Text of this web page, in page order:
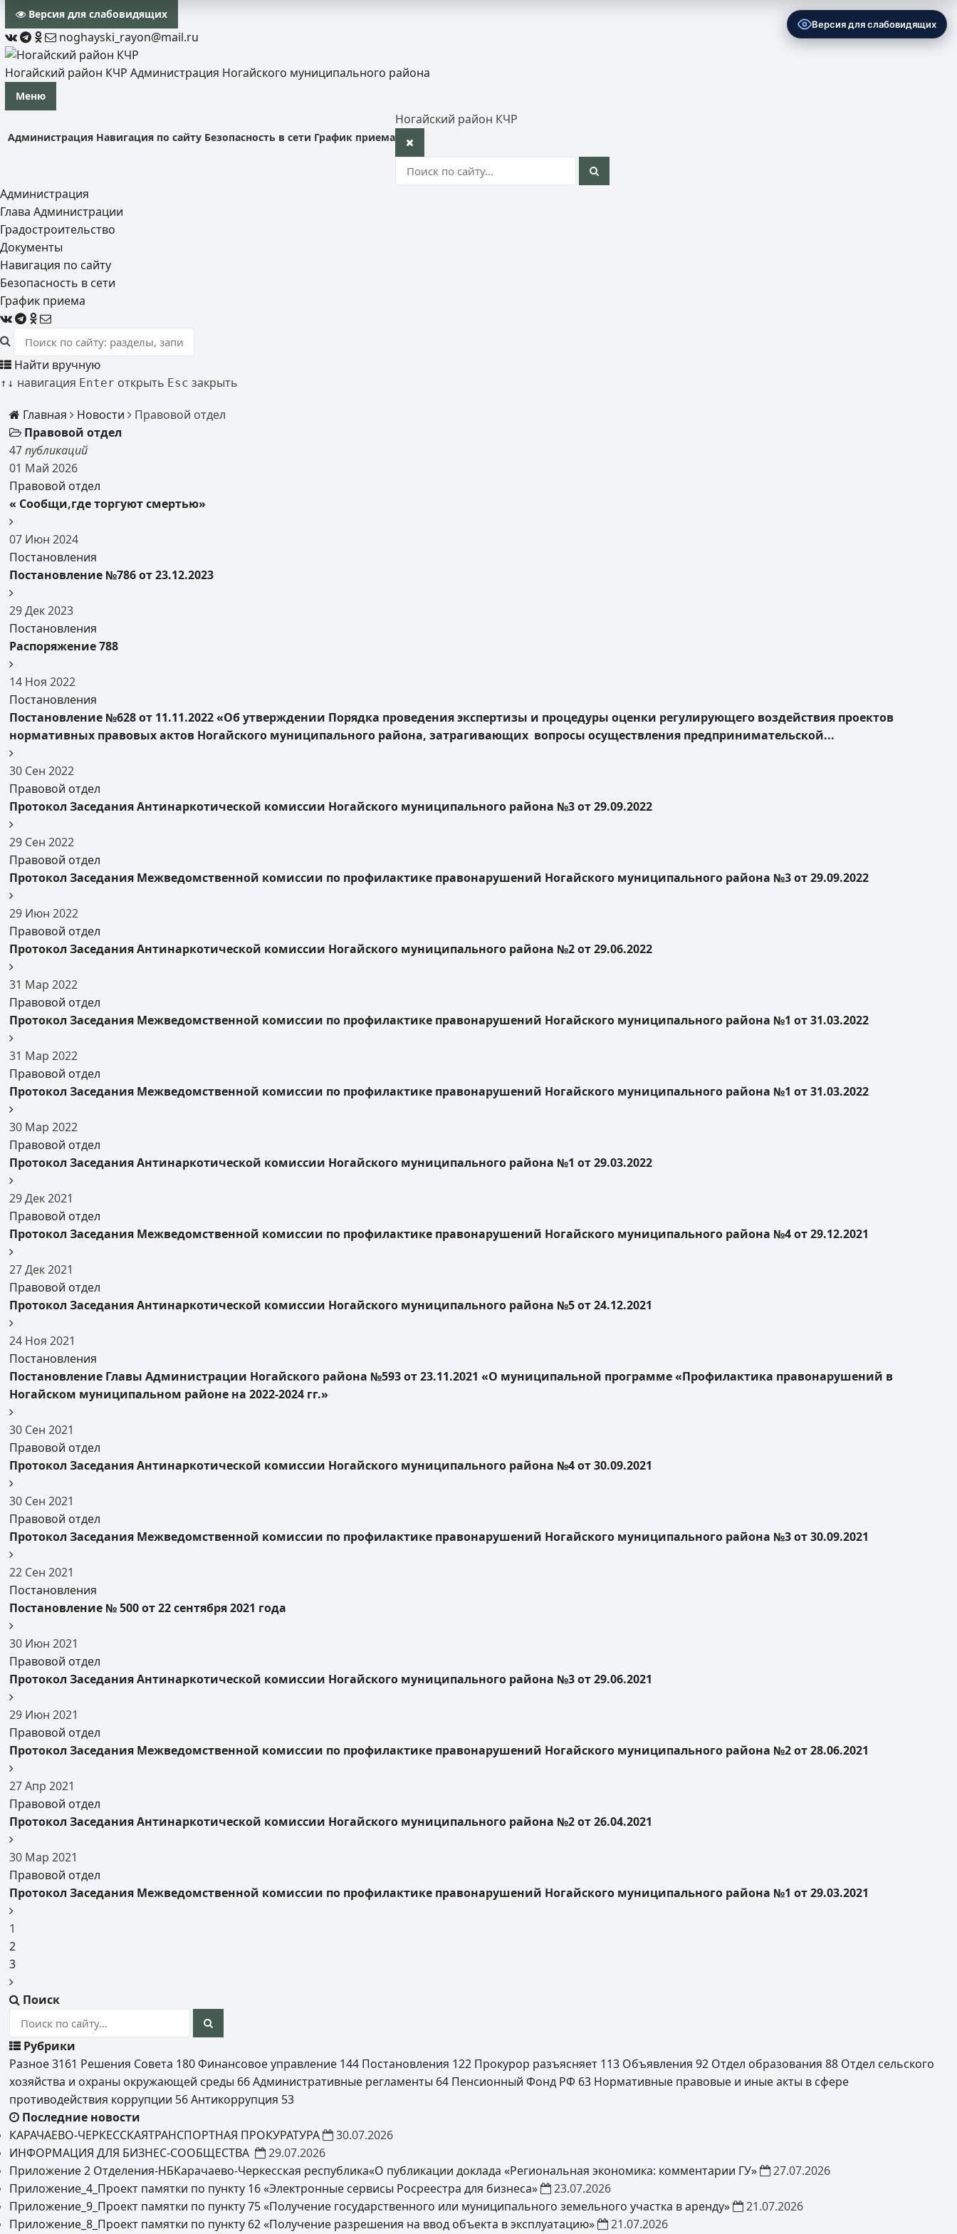
Версия для слабовидящих
noghayski_rayon@mail.ru
Ногайский район КЧР Администрация Ногайского муниципального района
Меню
Администрация Навигация по сайту Безопасность в сети График приема
Ногайский район КЧР
Администрация
Глава Администрации
Градостроительство
Документы
Навигация по сайту
Безопасность в сети
График приема
Найти вручную
↑ ↓ навигация Enter открыть Esc закрыть
Главная Новости
Правовой отдел
Правовой отдел
47публикаций
01 Май 2026
Правовой отдел
« Сообщи,где торгуют смертью»
07 Июн 2024
Постановления
Постановление №786 от 23.12.2023
29Дек2023
Постановления
Распоряжение 788
14 Ноя 2022
Постановления
Постановление №628 от 11.11.2022 «Об утверждении Порядка проведения экспертизы и процедуры оценки регулирующего воздействия проектов
нормативных правовых актов Ногайского муниципального района, затрагивающих вопросы осуществления предпринимательской...
30 Сен 2022
Правовой отдел
Протокол Заседания Антинаркотической комиссии Ногайского муниципального района №3 от 29.09.2022
29 Сен 2022
Правовой отдел
Протокол Заседания Межведомственной комиссии по профилактике правонарушений Ногайского муниципального района №3 от 29.09.2022
29 Июн 2022
Правовой отдел
Протокол Заседания Антинаркотической комиссии Ногайского муниципального района №2 от 29.06.2022
31 Мар 2022
Правовой отдел
Протокол Заседания Межведомственной комиссии по профилактике правонарушений Ногайского муниципального района №1 от 31.03.2022
31 Мар 2022
Правовой отдел
Протокол Заседания Межведомственной комиссии по профилактике правонарушений Ногайского муниципального района №1 от 31.03.2022
30 Мар 2022
Правовой отдел
Протокол Заседания Антинаркотической комиссии Ногайского муниципального района №1 от 29.03.2022
29Дек2021
Правовой отдел
Протокол Заседания Межведомственной комиссии по профилактике правонарушений Ногайского муниципального района №4 от 29.12.2021
27Дек2021
Правовой отдел
Протокол Заседания Антинаркотической комиссии Ногайского муниципального района №5 от 24.12.2021
24 Ноя 2021
Постановления
Постановление Главы Администрации Ногайского района №593 от 23.11.2021 «О муниципальной программе «Профилактика правонарушений в
Ногайском муниципальном районе на 2022-2024 гг.»
30 Сен 2021
Правовой отдел
Протокол Заседания Антинаркотической комиссии Ногайского муниципального района №4 от 30.09.2021
30 Сен 2021
Правовой отдел
Протокол Заседания Межведомственной комиссии по профилактике правонарушений Ногайского муниципального района №3 от 30.09.2021
22 Сен 2021
Постановления
Постановление № 500 от 22 сентября 2021 года
30 Июн 2021
Правовой отдел
Протокол Заседания Антинаркотической комиссии Ногайского муниципального района №3 от 29.06.2021
29 Июн 2021
Правовой отдел
Протокол Заседания Межведомственной комиссии по профилактике правонарушений Ногайского муниципального района №2 от 28.06.2021
27Апр 2021
Правовой отдел
Протокол Заседания Антинаркотической комиссии Ногайского муниципального района №2 от 26.04.2021
30 Мар 2021
Правовой отдел
Протокол Заседания Межведомственной комиссии по профилактике правонарушений Ногайского муниципального района №1 от 29.03.2021
1
2
3
Поиск
Рубрики
Разное3161 Решения Совета 180Финансовое управление 144 Постановления 122 Прокурор разъясняет 113 Объявления92 Отдел образования88 Отдел сельского
хозяйства и охраны окружающей среды 66Административные регламенты 64 Пенсионный Фонд РФ 63 Нормативные правовые и иные акты в сфере
противодействия коррупции 56Антикоррупция 53
Последние новости
КАРАЧАЕВО-ЧЕРКЕССКАЯТРАНСПОРТНАЯ ПРОКУРАТУРА
30.07.2026
ИНФОРМАЦИЯ ДЛЯ БИЗНЕС-СООБЩЕСТВА
29.07.2026
Приложение 2 Отделения-НБКарачаево-Черкесская республика«О публикации доклада «Региональная экономика: комментарии ГУ»
27.07.2026
Приложение_4_Проект памятки по пункту 16 «Электронные сервисы Росреестра для бизнеса»
23.07.2026
Приложение_9_Проект памятки по пункту 75 «Получение государственного или муниципального земельного участка в аренду»
21.07.2026
Приложение_8_Проект памятки по пункту 62 «Получение разрешения на ввод объекта в эксплуатацию»
21.07.2026
Версия для слабовидящих